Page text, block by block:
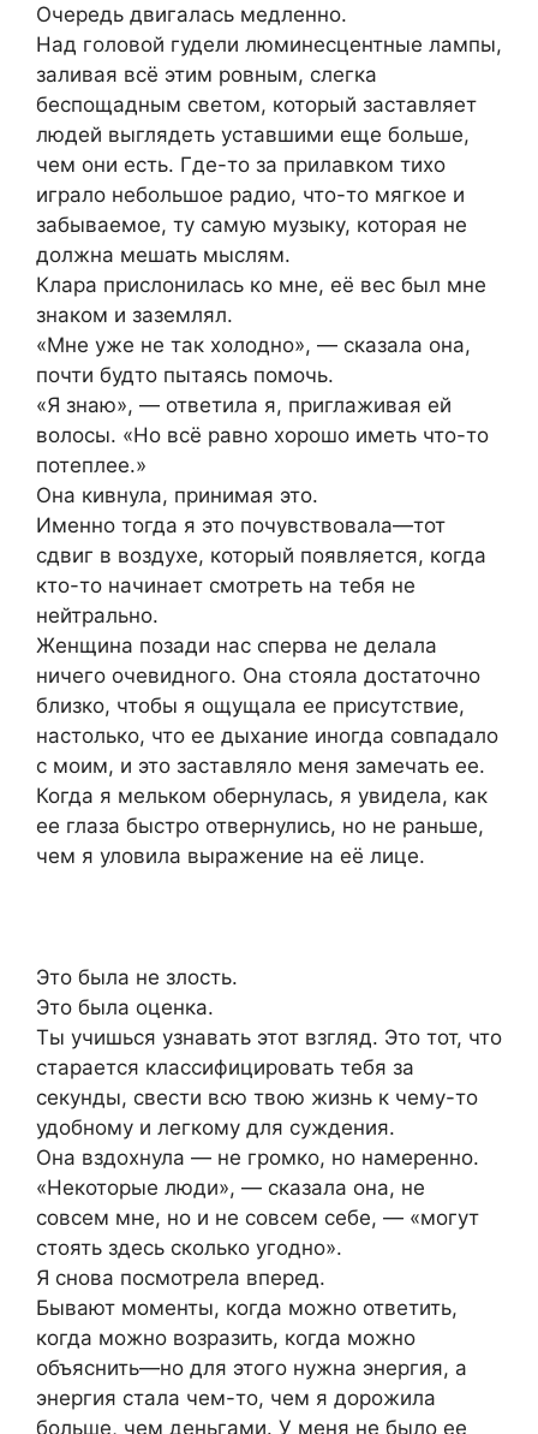
Очередь двигалась медленно.
Над головой гудели люминесцентные лампы,
заливая всё этим ровным, слегка
беспощадным светом, который заставляет
людей выглядеть уставшими еще больше,
чем они есть. Где-то за прилавком тихо
играло небольшое радио, что-то мягкое и
забываемое, ту самую музыку, которая не
должна мешать мыслям.
Клара прислонилась ко мне, её вес был мне
знаком и заземлял.
«Мне уже не так холодно», — сказала она,
почти будто пытаясь помочь.
«Я знаю», — ответила я, приглаживая ей
волосы. «Но всё равно хорошо иметь что-то
потеплее.»
Она кивнула, принимая это.
Именно тогда я это почувствовала—тот
сдвиг в воздухе, который появляется, когда
кто-то начинает смотреть на тебя не
нейтрально.
Женщина позади нас сперва не делала
ничего очевидного. Она стояла достаточно
близко, чтобы я ощущала ее присутствие,
настолько, что ее дыхание иногда совпадало
с моим, и это заставляло меня замечать ее.
Когда я мельком обернулась, я увидела, как
ее глаза быстро отвернулись, но не раньше,
чем я уловила выражение на её лице.
Это была не злость.
Это была оценка.
Ты учишься узнавать этот взгляд. Это тот, что
старается классифицировать тебя за
секунды, свести всю твою жизнь к чему-то
удобному и легкому для суждения.
Она вздохнула — не громко, но намеренно.
«Некоторые люди», — сказала она, не
совсем мне, но и не совсем себе, — «могут
стоять здесь сколько угодно».
Я снова посмотрела вперед.
Бывают моменты, когда можно ответить,
когда можно возразить, когда можно
объяснить—но для этого нужна энергия, а
энергия стала чем-то, чем я дорожила
больше, чем деньгами. У меня не было ее